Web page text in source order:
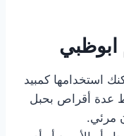
استخدامها كمبيد
عدة أقراص بحبل
مرئي.